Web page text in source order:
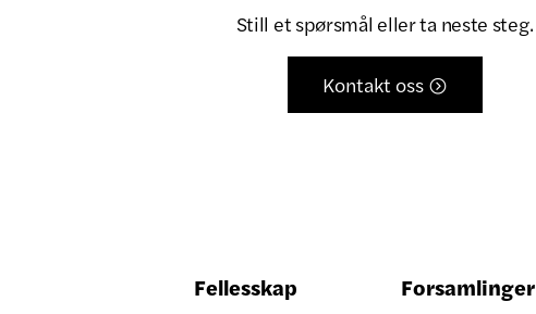
Still et spørsmål eller ta neste steg.
Kontakt oss 
Fellesskap Forsamlinger